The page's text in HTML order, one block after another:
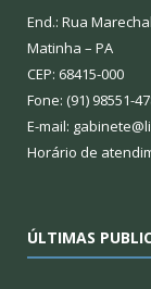
End.: Rua
Matinha – PA
CEP: 68415-000
Fone: (91) 98551-
E-mail:
Horário de
ÚLTIMAS